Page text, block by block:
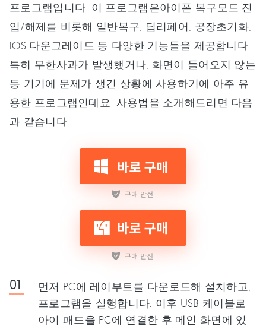
프로그램입니다. 이 프로그램은아이폰 복구모드 진
입/해제를 비롯해 일반복구, 딥리페어, 공장초기화,
iOS 다운그레이드 등 다양한 기능들을 제공합니다.
특히 무한사과가 발생했거나, 화면이 들어오지 않는
등 기기에 문제가 생긴 상황에 사용하기에 아주 유
용한 프로그램인데요. 사용법을 소개해드리면 다음
과 같습니다.
먼저 PC에 레이부트를 다운로드해 설치하고,
프로그램을 실행합니다. 이후 USB 케이블로
아이 패드을 PC에 연결한 후 메인 화면에 있